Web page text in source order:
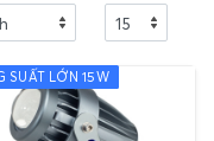
SUẤT LỚN 15W